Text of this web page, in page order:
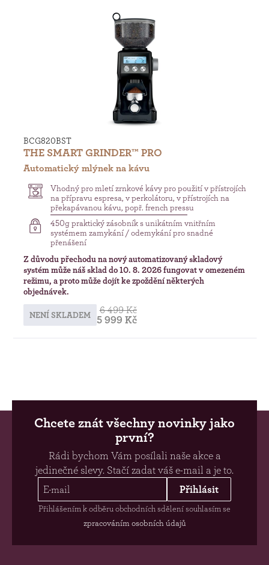
BCG820BST
THE SMART GRINDER™ PRO
Automatický mlýnek na kávu
Vhodný pro mletí zrnkové kávy pro použití v přístrojích
na přípravu espresa, v perkolátoru, v přístrojích na
překapávanou kávu, popř. french pressu
450g praktický zásobník s unikátním vnitřním
systémem zamykání / odemykání pro snadné
přenášení
Z důvodu přechodu na nový automatizovaný skladový
systém může náš sklad do 10. 8. 2026 fungovat v omezeném
režimu, a proto může dojít ke zpoždění některých
objednávek.
6 499 Kč
5 999 Kč
NENÍ SKLADEM
Chcete znát všechny novinky jako
první?
Rádi bychom Vám posílali naše akce a
jedinečné slevy. Stačí zadat váš e-mail a je to.
Přihlásit
Přihlášením k odběru obchodních sdělení souhlasím se
zpracováním osobních údajů